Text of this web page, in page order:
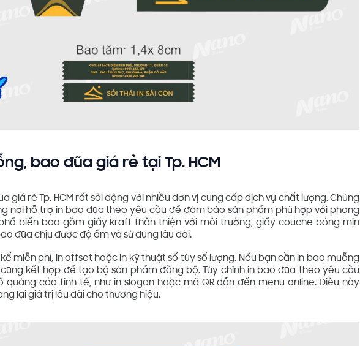
bao đũa giá rẻ tại Tp. HCM
giá rẻ Tp. HCM rất sôi động với nhiều đơn vị cung cấp dịch vụ chất lượng. Chúng
nơi hỗ trợ in bao đũa theo yêu cầu để đảm bảo sản phẩm phù hợp với phong
biến bao gồm giấy kraft thân thiện với môi trường, giấy couche bóng mịn
đũa chịu được độ ẩm và sử dụng lâu dài.
miễn phí, in offset hoặc in kỹ thuật số tùy số lượng. Nếu bạn cần in bao muỗng
cũng kết hợp để tạo bộ sản phẩm đồng bộ. Tùy chỉnh in bao đũa theo yêu cầu
cáo tinh tế, như in slogan hoặc mã QR dẫn đến menu online. Điều này
lại giá trị lâu dài cho thương hiệu.